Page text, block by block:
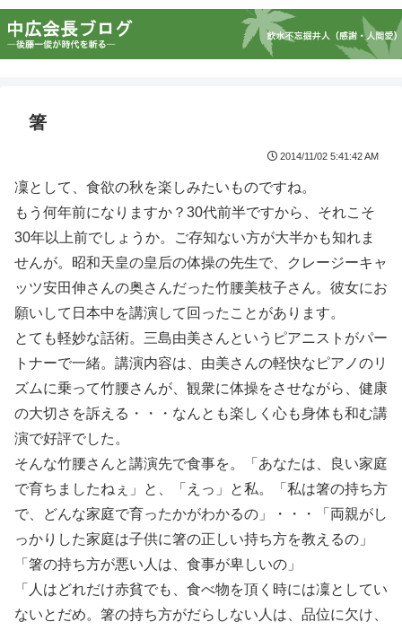
箸
2014/11/02 5:41:42 AM
凜として、食欲の秋を楽しみたいものですね。
もう何年前になりますか？30代前半ですから、それこそ
30年以上前でしょうか。ご存知ない方が大半かも知れま
せんが。昭和天皇の皇后の体操の先生で、クレージーキャ
ッツ安田伸さんの奥さんだった竹腰美枝子さん。彼女にお
願いして日本中を講演して回ったことがあります。
とても軽妙な話術。三島由美さんというピアニストがパー
トナーで一緒。講演内容は、由美さんの軽快なピアノのリ
ズムに乗って竹腰さんが、観衆に体操をさせながら、健康
の大切さを訴える・・・なんとも楽しく心も身体も和む講
演で好評でした。
そんな竹腰さんと講演先で食事を。「あなたは、良い家庭
で育ちましたねぇ」と、「えっ」と私。「私は箸の持ち方
で、どんな家庭で育ったかがわかるの」・・・「両親がし
っかりした家庭は子供に箸の正しい持ち方を教えるの」
「箸の持ち方が悪い人は、食事が卑しいの」
「人はどれだけ赤貧でも、食べ物を頂く時には凜としてい
ないとだめ。箸の持ち方がだらしない人は、品位に欠け、